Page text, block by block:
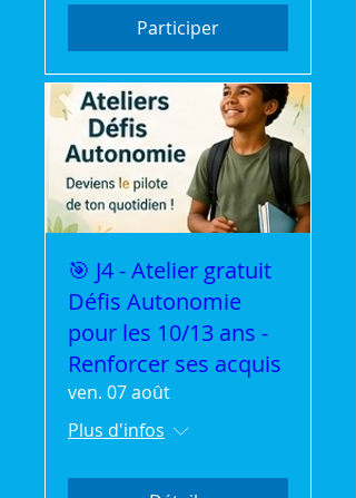
Participer
🎯 J4 - Atelier gratuit
Défis Autonomie
pour les 10/13 ans -
Renforcer ses acquis
ven. 07 août
Plus d'infos